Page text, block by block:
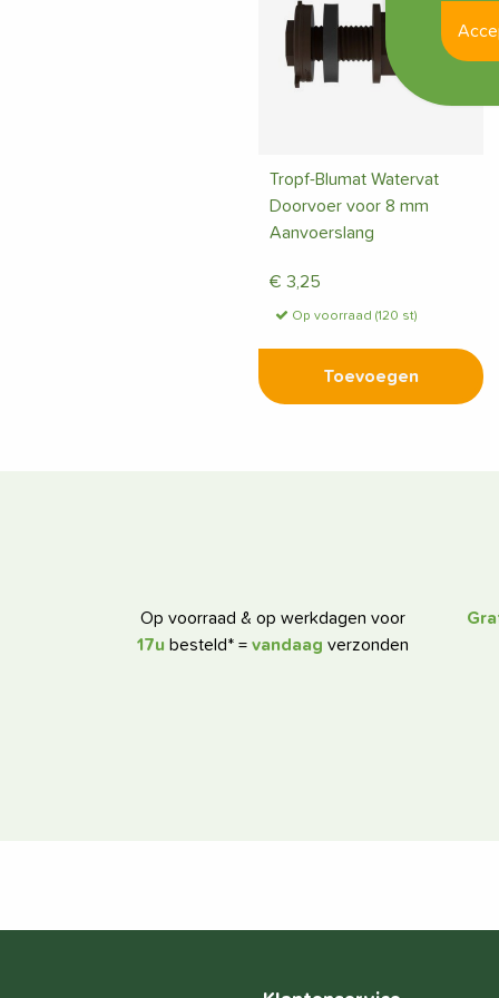
Tropf-Blumat Watervat
Doorvoer voor 8 mm
Aanvoerslang
€ 3,25
Op voorraad (120 st)
Toevoegen
Op voorraad & op werkdagen voor
17u besteld* = vandaag verzonden